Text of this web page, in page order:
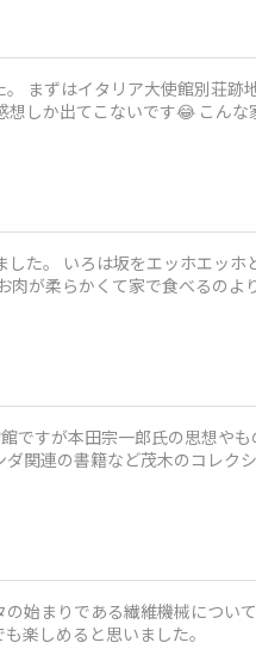
まずはイタリア大使館別荘跡
しか出てこないです😂 こんな
た。 いろは坂をエッホエッホ
が柔らかくて家で食べるのよ
関連の書籍など茂木のコレク
始まりである繊維機械につい
楽しめると思いました。